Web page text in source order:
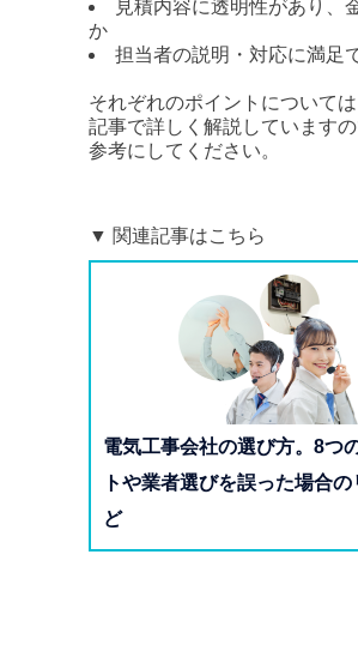
見積内容に透明性があり、
か
担当者の説明・対応に満足
それぞれのポイントについて
記事で詳しく解説しています
参考にしてください。
▼ 関連記事はこちら
電気工事会社の選び方。8つ
トや業者選びを誤った場合
ど